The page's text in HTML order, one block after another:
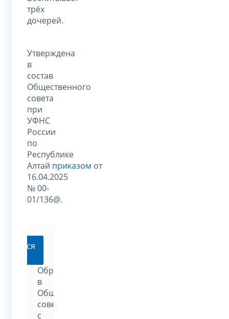
трёх
дочерей.
Утверждена
в
состав
Общественного
совета
при
УФНС
России
по
Республике
Алтай приказом от
16.04.2025
№ 00-
01/136@.
Обратиться
в
Общественный
совет
с